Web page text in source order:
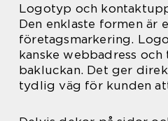
Logotyp och
Den enklaste formen är
företagsmarkering.
kanske webbadress
bakluckan. Det ger
tydlig väg för kunden